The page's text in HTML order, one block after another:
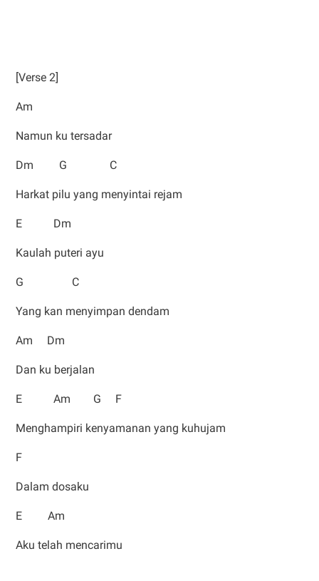
[Verse 2]
Am
Namun ku tersadar
Dm G C
Harkat pilu yang menyintai rejam
E Dm
Kaulah puteri ayu
G C
Yang kan menyimpan dendam
Am Dm
Dan ku berjalan
E Am G F
Menghampiri kenyamanan yang kuhujam
F
Dalam dosaku
E Am
Aku telah mencarimu